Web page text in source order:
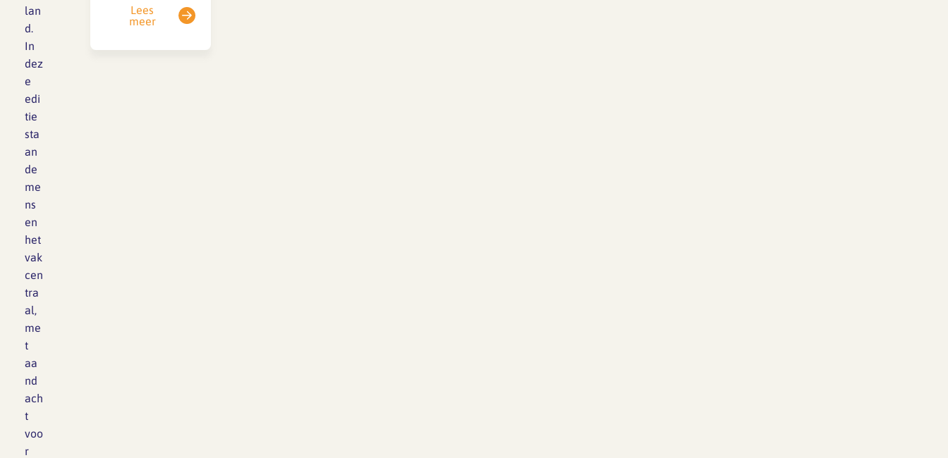
lan
d.
In
dez
e
edi
tie
sta
an
de
me
ns
en
het
vak
cen
tra
al,
me
t
aa
nd
ach
t
voo
r
link hieronder het
magazine aan. Uit
branche. Klik hier
om het magazine
Lees
meer